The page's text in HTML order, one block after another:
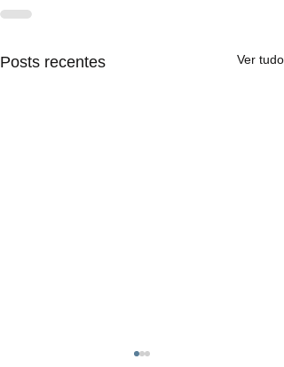
Posts recentes Ver tudo